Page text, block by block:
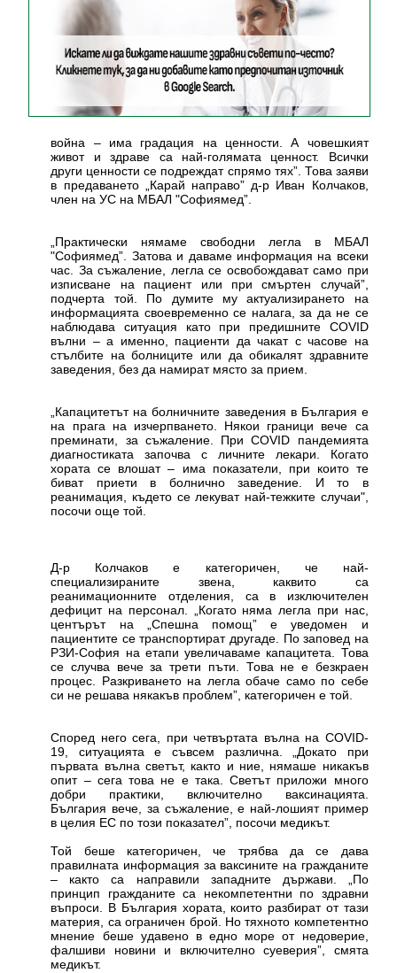
война – има градация на ценности. А човешкият
живот и здраве са най-голямата ценност. Всички
други ценности се подреждат спрямо тях”. Това заяви
в предаването „Карай направо” д-р Иван Колчаков,
член на УС на МБАЛ "Софиямед”.
„Практически нямаме свободни легла в МБАЛ
"Софиямед”. Затова и даваме информация на всеки
час. За съжаление, легла се освобождават само при
изписване на пациент или при смъртен случай”,
подчерта той. По думите му актуализирането на
информацията своевременно се налага, за да не се
наблюдава ситуация като при предишните COVID
вълни – а именно, пациенти да чакат с часове на
стълбите на болниците или да обикалят здравните
заведения, без да намират място за прием.
„Капацитетът на болничните заведения в България е
на прага на изчерпването. Някои граници вече са
преминати, за съжаление. При COVID пандемията
диагностиката започва с личните лекари. Когато
хората се влошат – има показатели, при които те
биват приети в болнично заведение. И то в
реанимация, където се лекуват най-тежките случаи",
посочи още той.
Д-р Колчаков е категоричен, че най-
специализираните звена, каквито са
реанимационните отделения, са в изключителен
дефицит на персонал. „Когато няма легла при нас,
центърът на „Спешна помощ” е уведомен и
пациентите се транспортират другаде. По заповед на
РЗИ-София на етапи увеличаваме капацитета. Това
се случва вече за трети пъти. Това не е безкраен
процес. Разкриването на легла обаче само по себе
си не решава някакъв проблем”, категоричен е той.
Според него сега, при четвъртата вълна на COVID-
19, ситуацията е съвсем различна. „Докато при
първата вълна светът, както и ние, нямаше никакъв
опит – сега това не е така. Светът приложи много
добри практики, включително ваксинацията.
България вече, за съжаление, е най-лошият пример
в целия ЕС по този показател”, посочи медикът.
Той беше категоричен, че трябва да се дава
правилната информация за ваксините на гражданите
– както са направили западните държави. „По
принцип гражданите са некомпетентни по здравни
въпроси. В България хората, които разбират от тази
материя, са ограничен брой. Но тяхното компетентно
мнение беше удавено в едно море от недоверие,
фалшиви новини и включително суеверия”, смята
медикът.